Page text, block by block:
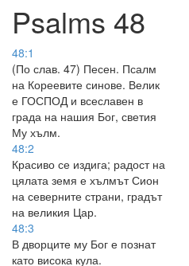
Psalms 48
48:1
(По слав. 47) Песен. Псалм
на Кореевите синове. Велик
е ГОСПОД и всеславен в
града на нашия Бог, светия
Му хълм.
48:2
Красиво се издига; радост на
цялата земя е хълмът Сион
на северните страни, градът
на великия Цар.
48:3
В дворците му Бог е познат
като висока кула.